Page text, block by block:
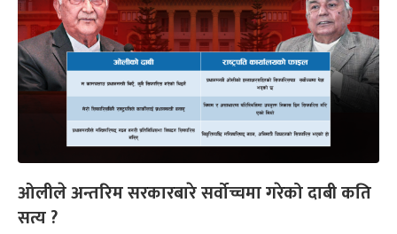
ओलीले अन्तरिम सरकारबारे सर्वोच्चमा गरेको दाबी कति
सत्य ?